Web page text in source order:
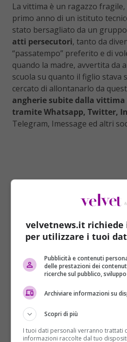
La vittima è un ragazzo
primo anno di un istituto
stato bersagliato da un
atti persecutori, tanto da
“passatempo” preferito e di
quando la madre, avvertita da
scuola su quanto il figlio stava
cercato di allontanarlo da
angherie subite dalla
tramite Whatsapp, Twitter,
Telegram, Imessage ed altri
NUDO E APPESO PER LE GAMBE
La gravità delle violenze e
confronti del 15enne, hanno
nei mesi di dicembre 2016 e
velvetnews.it richiede
per utilizzare i tuoi
Pubblicità e contenuti
delle prestazioni dei
ricerche sul pubblico,
Archiviare informazioni su
Scopri di più
I tuoi dati personali verranno trattati
informazioni raccolte dal tuo